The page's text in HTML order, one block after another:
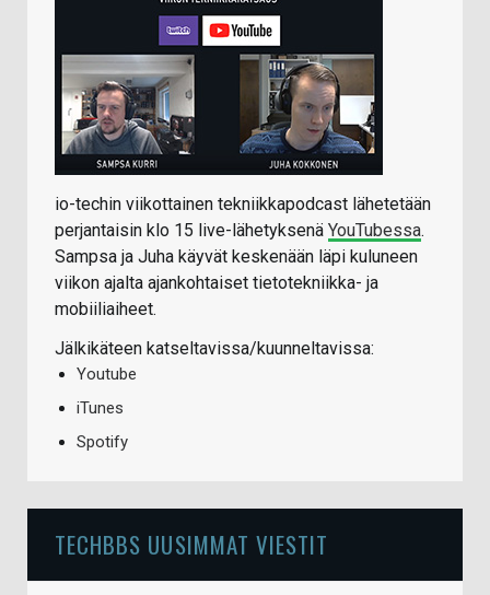
io-techin viikottainen tekniikkapodcast lähetetään
perjantaisin klo 15 live-lähetyksenä YouTubessa.
Sampsa ja Juha käyvät keskenään läpi kuluneen
viikon ajalta ajankohtaiset tietotekniikka- ja
mobiiliaiheet.
Jälkikäteen katseltavissa/kuunneltavissa:
Youtube
iTunes
Spotify
TECHBBS UUSIMMAT VIESTIT